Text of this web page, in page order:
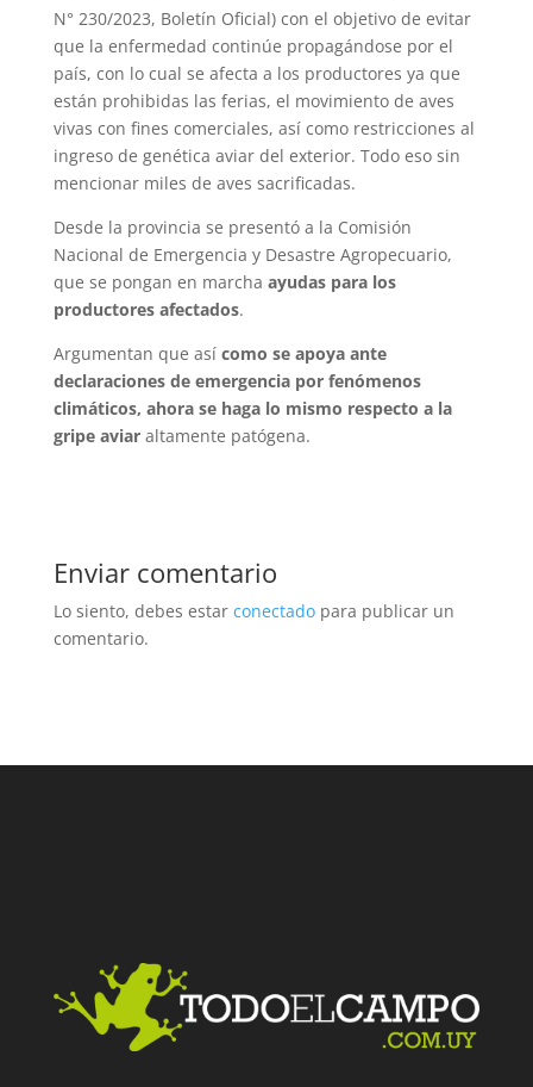
N° 230/2023, Boletín Oficial) con el objetivo de evitar
que la enfermedad continúe propagándose por el
país, con lo cual se afecta a los productores ya que
están prohibidas las ferias, el movimiento de aves
vivas con fines comerciales, así como restricciones al
ingreso de genética aviar del exterior. Todo eso sin
mencionar miles de aves sacrificadas.
Desde la provincia se presentó a la Comisión
Nacional de Emergencia y Desastre Agropecuario,
que se pongan en marcha ayudas para los
productores afectados.
Argumentan que así como se apoya ante
declaraciones de emergencia por fenómenos
climáticos, ahora se haga lo mismo respecto a la
gripe aviaraltamente patógena.
Enviar comentario
Lo siento, debes estar conectadopara publicar un
comentario.
Facebook